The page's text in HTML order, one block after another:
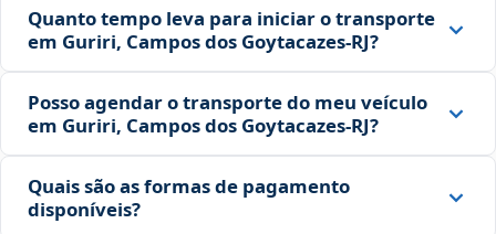
Quanto tempo leva para iniciar o transporte
em Guriri, Campos dos Goytacazes‑RJ?
Posso agendar o transporte do meu veículo
em Guriri, Campos dos Goytacazes‑RJ?
Quais são as formas de pagamento
disponíveis?